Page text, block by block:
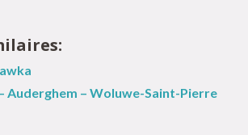
Auderghem – Woluwe-Saint-Pierre